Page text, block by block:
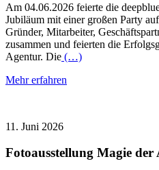
Am 04.06.2026 feierte die
Jubiläum mit einer großen Party
Gründer, Mitarbeiter,
zusammen und feierten die
Agentur. Die (…)
Mehr erfahren
11. Juni 2026
Fotoausstellung Magie